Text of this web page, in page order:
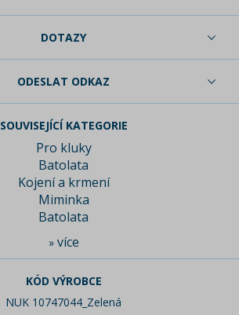
DOTAZY
ODESLAT ODKAZ
SOUVISEJÍCÍ KATEGORIE
Pro kluky
Batolata
Kojení a krmení
Miminka
Batolata
» více
KÓD VÝROBCE
NUK 10747044_Zelená